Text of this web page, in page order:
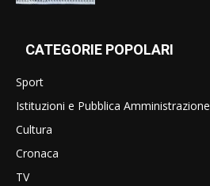
CATEGORIE POPOLARI
Sport
Istituzioni e Pubblica Amministrazione
Cultura
Cronaca
TV